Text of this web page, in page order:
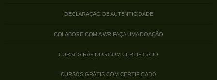
DECLARAÇÃO DE AUTENTICIDADE
COLABORE COM A WR FAÇA UMA DOAÇÃO
CURSOS RÁPIDOS COM CERTIFICADO
CURSOS GRÁTIS COM CERTIFICADO